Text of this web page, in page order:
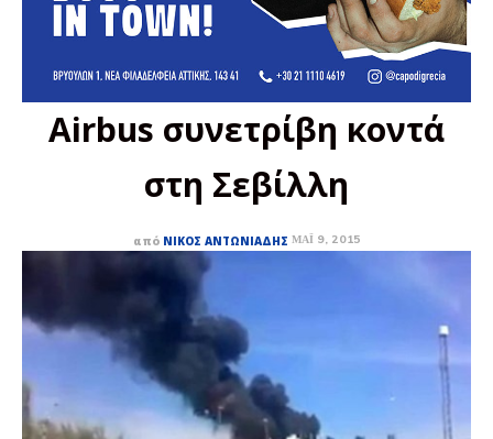
Airbus συνετρίβη κοντά
στη Σεβίλλη
από ΝΊΚΟΣ ΑΝΤΩΝΙΆΔΗΣ ΜΆΙ 9, 2015